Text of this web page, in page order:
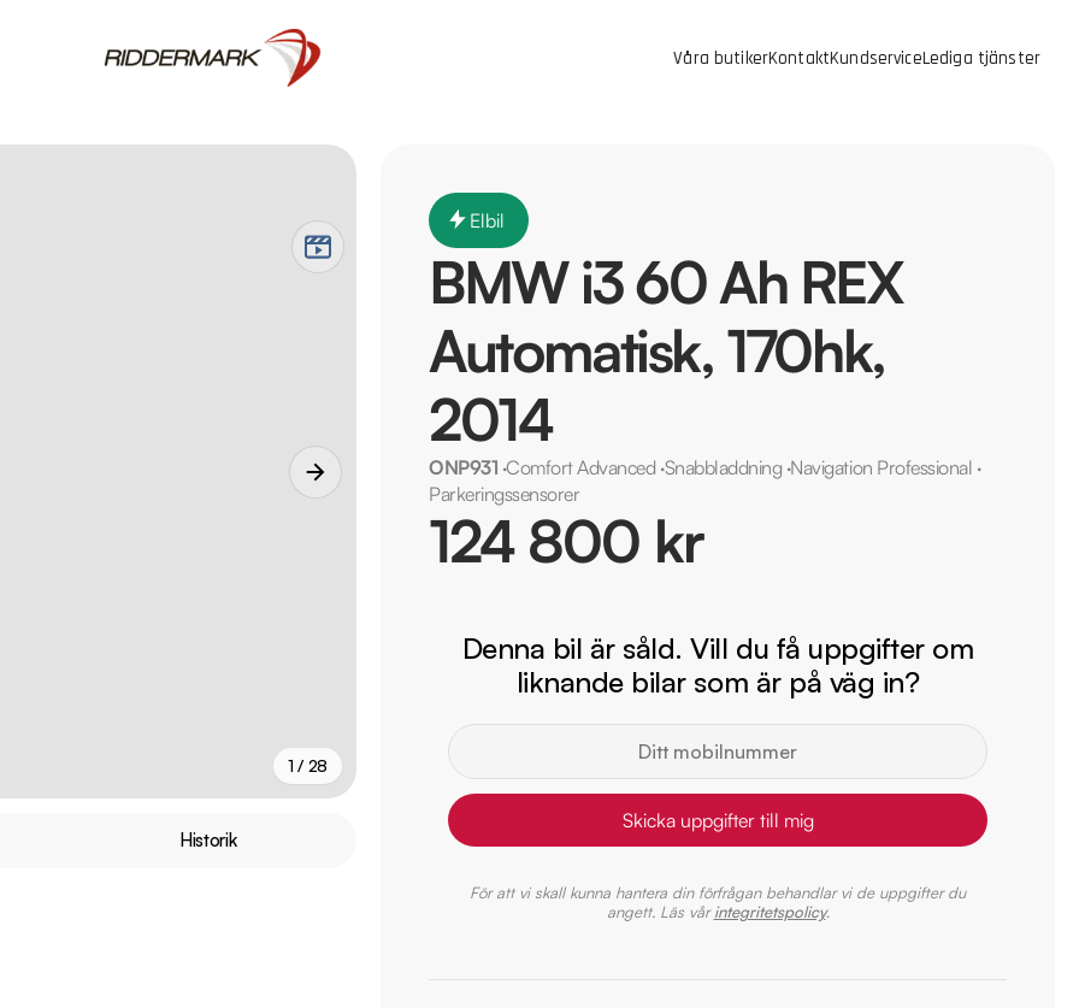
Våra butikerKontaktKundserviceLediga tjänster
1 / 28
Historik
Elbil
BMW i3 60 Ah REX
Automatisk, 170hk,
2014
ONP931 ·Comfort Advanced ·Snabbladdning ·Navigation Professional ·
Parkeringssensorer
124 800 kr
Denna bil är såld. Vill du få uppgifter om
liknande bilar som är på väg in?
Skicka uppgifter till mig
För att vi skall kunna hantera din förfrågan behandlar vi de uppgifter du
angett. Läs vårintegritetspolicy.